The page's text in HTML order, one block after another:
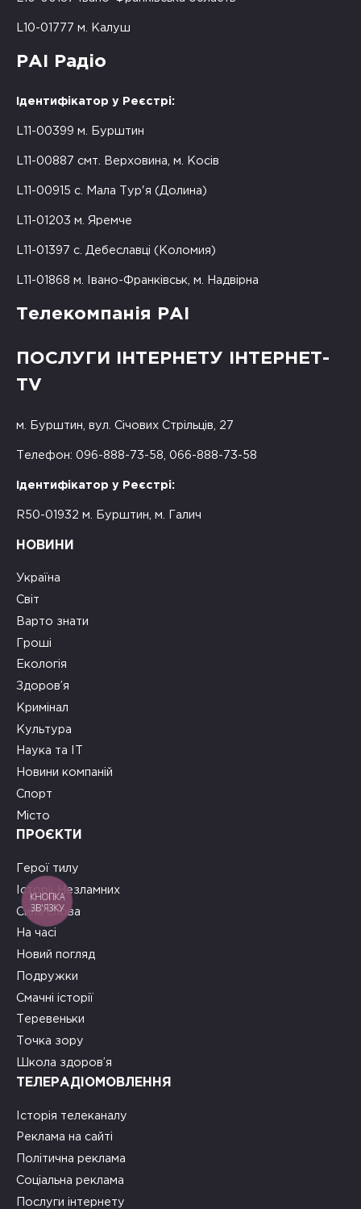
L10-01777 м. Калуш
РАІ Радіо
Ідентифікатор у Реєстрі:
L11-00399 м. Бурштин
L11-00887 смт. Верховина, м. Косів
L11-00915 с. Мала Тур'я (Долина)
L11-01203 м. Яремче
L11-01397 с. Дебеславці (Коломия)
L11-01868 м. Івано-Франківськ, м. Надвірна
Телекомпанія РАІ
ПОСЛУГИ ІНТЕРНЕТУ ІНТЕРНЕТ-
TV
м. Бурштин, вул. Січових Стрільців, 27
Телефон: 096-888-73-58, 066-888-73-58
Ідентифікатор у Реєстрі:
R50-01932 м. Бурштин, м. Галич
НОВИНИ
Україна
Світ
Варто знати
Гроші
Екологія
Здоров’я
Кримінал
Культура
Наука та ІТ
Новини компаній
Спорт
Місто
ПРОЄКТИ
Герої тилу
Історії Незламних
Сила слова
На часі
Новий погляд
Подружки
Смачні історії
Теревеньки
Точка зору
Школа здоров’я
ТЕЛЕРАДІОМОВЛЕННЯ
Історія телеканалу
Реклама на сайті
Політична реклама
Соціальна реклама
Послуги інтернету
КНОПКА
ЗВ'ЯЗКУ